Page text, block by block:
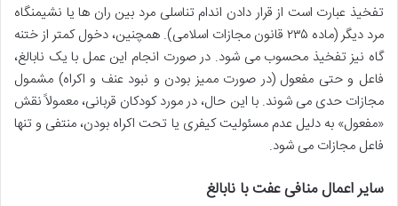
تفخیذ عبارت است از قرار دادن اندام تناسلی مرد بین ران ها یا نشیمنگاه
مرد دیگر (ماده ۲۳۵ قانون مجازات اسلامی). همچنین، دخول کمتر از ختنه
گاه نیز تفخیذ محسوب می شود. در صورت انجام این عمل با یک نابالغ،
فاعل و حتی مفعول (در صورت ممیز بودن و نبود عنف و اکراه) مشمول
مجازات حدی می شوند. با این حال، در مورد کودکان قربانی، معمولاً نقش
«مفعول» به دلیل عدم مسئولیت کیفری یا تحت اکراه بودن، منتفی و تنها
فاعل مجازات می شود.
سایر اعمال منافی عفت با نابالغ